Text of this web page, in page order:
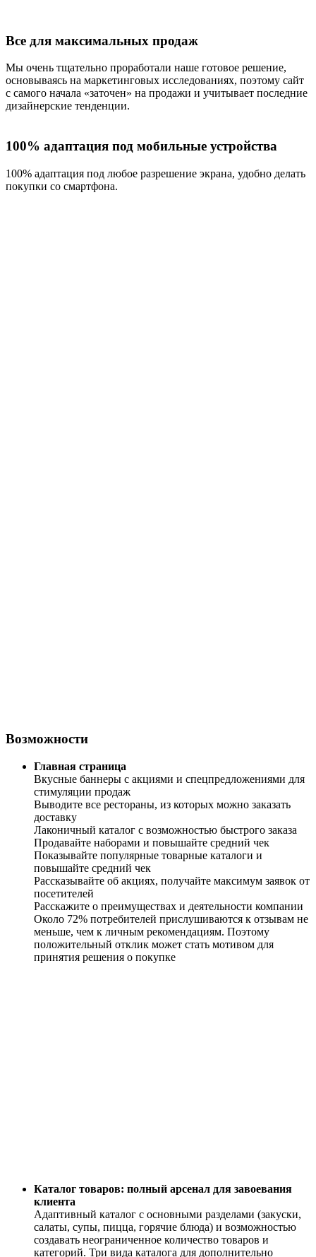
Все для максимальных продаж
Мы очень тщательно проработали наше готовое решение,
основываясь на маркетинговых исследованиях, поэтому сайт
с самого начала «заточен» на продажи и учитывает последние
дизайнерские тенденции.
100% адаптация под мобильные устройства
100% адаптация под любое разрешение экрана, удобно делать
покупки со смартфона.
Возможности
Главная страница
Вкусные баннеры с акциями и спецпредложениями для
стимуляции продаж
Выводите все рестораны, из которых можно заказать
доставку
Лаконичный каталог с возможностью быстрого заказа
Продавайте наборами и повышайте средний чек
Показывайте популярные товарные каталоги и
повышайте средний чек
Рассказывайте об акциях, получайте максимум заявок от
посетителей
Расскажите о преимуществах и деятельности компании
Около 72% потребителей прислушиваются к отзывам не
меньше, чем к личным рекомендациям. Поэтому
положительный отклик может стать мотивом для
принятия решения о покупке
Каталог товаров: полный арсенал для завоевания
клиента
Адаптивный каталог с основными разделами (закуски,
салаты, супы, пицца, горячие блюда) и возможностью
создавать неограниченное количество товаров и
категорий. Три вида каталога для дополнительно